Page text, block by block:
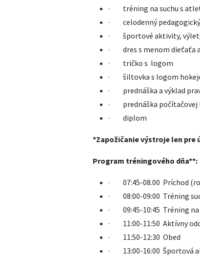
· tréning na suchu s
· celodenný
· športové aktivity, výlet,
· dres s menom dieťaťa
· tričko s logom
· šiltovka s logom
· prednáška a výklad
· prednáška počítačovej
· diplom
*Zapožičanie výstroje len pre
Program tréningového dňa**:
· 07:45-08.00 Príchod
· 08:00-09:00 Tréning
· 09:45-10:45 Tréning na
· 11:00-11:50 Aktívny
· 11:50-12:30 Obed
· 13:00-16:00 Športová